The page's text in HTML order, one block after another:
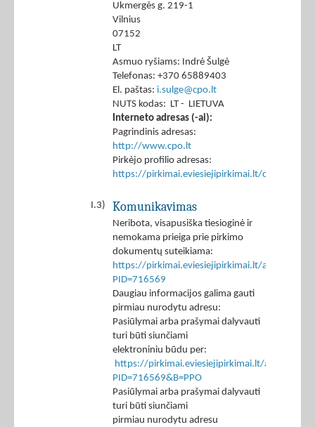
Ukmergės g. 219-1
Vilnius
07152
LT
Asmuo ryšiams: Indrė Šulgė
Telefonas: +370 65889403
El. paštas: i.sulge@cpo.lt
NUTS kodas: LT - LIETUVA
Interneto adresas (-ai):
Pagrindinis adresas:
http://www.cpo.lt
Pirkėjo profilio adresas:
https://pirkimai.eviesiejipirkimai.lt/ctm/
I.3) Komunikavimas
Neribota, visapusiška tiesioginė ir
nemokama prieiga prie pirkimo
dokumentų suteikiama:
https://pirkimai.eviesiejipirkimai.lt/app/rfq/
PID=716569
Daugiau informacijos galima gauti
pirmiau nurodytu adresu:
Pasiūlymai arba prašymai dalyvauti
turi būti siunčiami
elektroniniu būdu per:
https://pirkimai.eviesiejipirkimai.lt/app/rfq/
PID=716569&B=PPO
Pasiūlymai arba prašymai dalyvauti
turi būti siunčiami
pirmiau nurodytu adresu